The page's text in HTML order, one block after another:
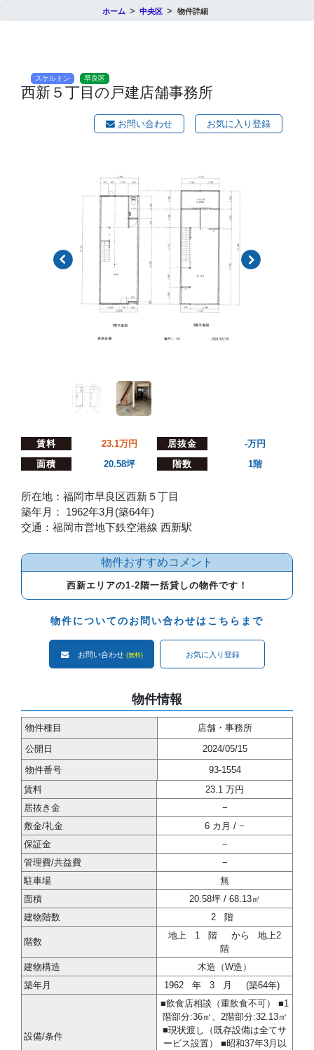
ホーム 中央区 物件詳細
スケルトン 早良区
西新５丁目の戸建店舗事務所
お問い合わせ お気に入り登録
賃料 23.1万円 居抜金 -万円
面積
20.58坪 階数 1階
所在地：福岡市早良区西新５丁目
築年月： 1962年3月(築64年)
交通：福岡市営地下鉄空港線 西新駅
物件おすすめコメント
西新エリアの1-2階一括貸しの物件です！
物件についてのお問い合わせはこちらまで
お問い合わせ(無料) お気に入り登録
物件情報
物件種目
店舗・事務所
公開日
2024/05/15
物件番号
93-1554
賃料
23.1 万円
居抜き金
−
敷金/礼金
6 カ月 / −
保証金
−
管理費/共益費
−
駐車場
無
面積
20.58坪 / 68.13㎡
建物階数
2 階
階数
地上 1 階 から
地上2
階
建物構造
木造（W造）
築年月
1962 年 3 月 (築64年)
設備/条件
■飲食店相談（重飲食不可） ■1
階部分:36㎡、2階部分:32.13㎡
■現状渡し（既存設備は全てサ
ービス設置） ■昭和37年3月以